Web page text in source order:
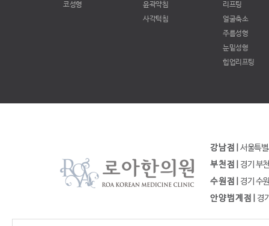
코성형
윤곽약침
사각턱침
리프팅
얼굴축소
주름성형
눈밑성형
힙업리프팅
강 남 점 |
서울특
부 천 점 |
경기 부
수 원 점 |
경기 수
안 양 범 계 점 |
경